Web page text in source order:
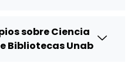
sobre Ciencia
Bibliotecas Unab